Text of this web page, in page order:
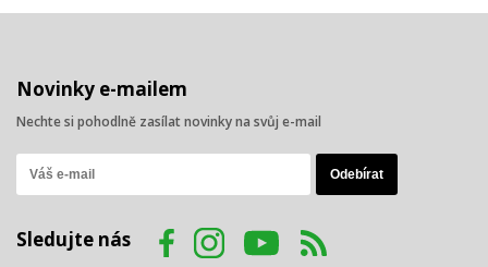
Novinky e-mailem
Nechte si pohodlně zasílat novinky na svůj e-mail
Sledujte nás